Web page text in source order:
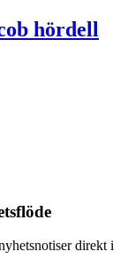
hördell
direkt i